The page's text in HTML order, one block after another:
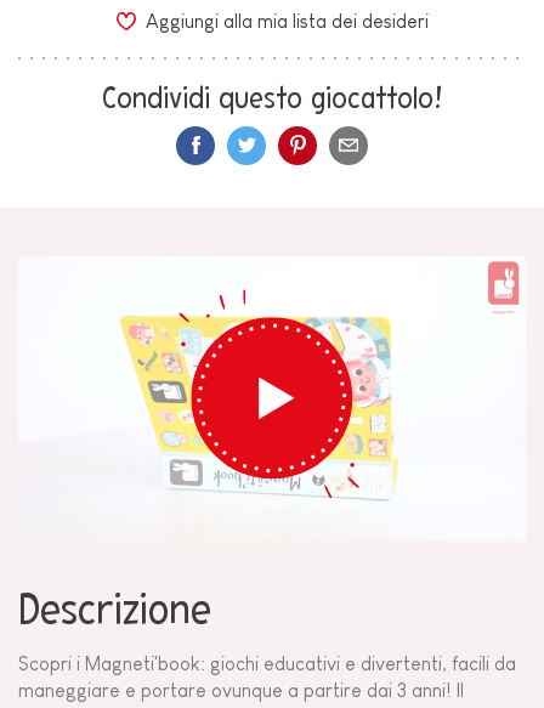
Aggiungi alla mia lista dei desideri
Condividi questo giocattolo!
Descrizione
Scopri i Magneti'book: giochi educativi e divertenti, facili da
maneggiare e portare ovunque a partire dai 3 anni! Il